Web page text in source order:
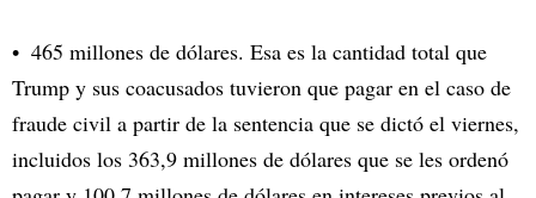
465 millones de dólares. Esa es la cantidad total que
Trump y sus coacusados tuvieron que pagar en el caso de
fraude civil a partir de la sentencia que se dictó el viernes,
incluidos los 363,9 millones de dólares que se les ordenó